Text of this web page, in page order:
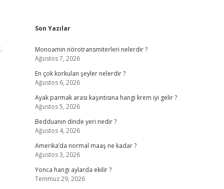
Son Yazılar
Monoamin nörotransmiterleri nelerdir ?
Ağustos 7, 2026
En çok korkulan şeyler nelerdir ?
Ağustos 6, 2026
Ayak parmak arası kaşıntısına hangi krem iyi gelir ?
Ağustos 5, 2026
Bedduanın dinde yeri nedir ?
Ağustos 4, 2026
Amerika’da normal maaş ne kadar ?
Ağustos 3, 2026
Yonca hangi aylarda ekilir ?
Temmuz 29, 2026